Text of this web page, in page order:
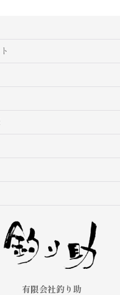
有限会社釣り助